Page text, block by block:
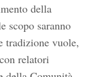
della
scopo saranno
tradizione vuole,
relatori